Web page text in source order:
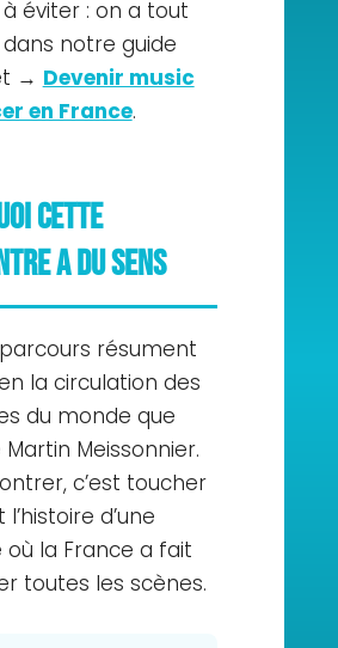
éviter : on a tout
notre guide
→ Devenir music
en France.
cette
a du sens
résument
la circulation des
du monde que
Meissonnier.
c’est toucher
d’une
où la France a fait
toutes les scènes.